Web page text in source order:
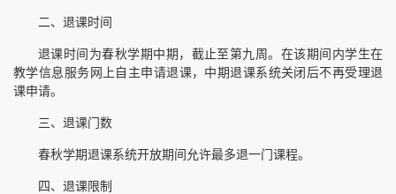
二、退课时间
退课时间为春秋学期中期，截止至第九周。在该期间内学生在
教学信息服务网上自主申请退课，中期退课系统关闭后不再受理退
课申请。
三、退课门数
春秋学期退课系统开放期间允许最多退一门课程。
四、退课限制